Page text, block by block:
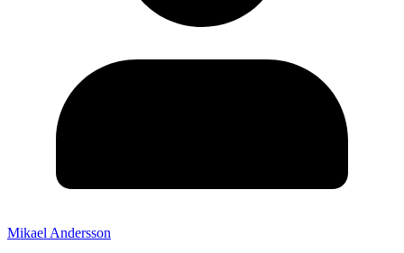
Mikael Andersson